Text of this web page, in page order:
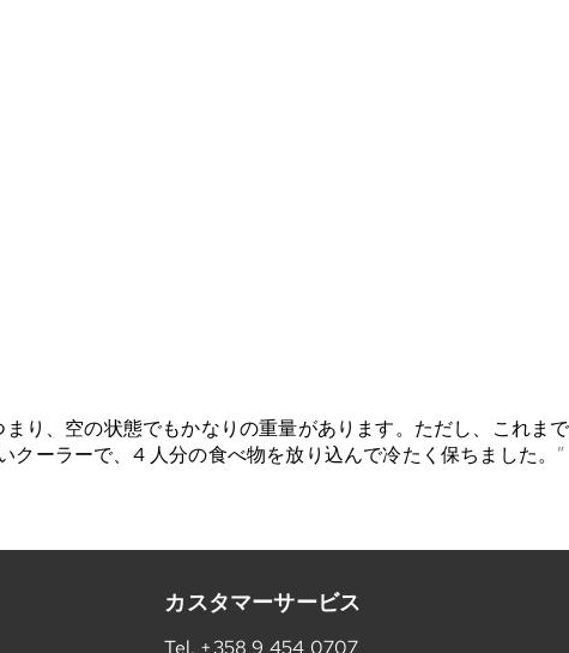
り、空の状態でもかなりの重量があります。ただし、これま
ーラーで、4 人分の食べ物を放り込んで冷たく保ちました。
カスタマーサービス
Tel. +358 9 454 0707